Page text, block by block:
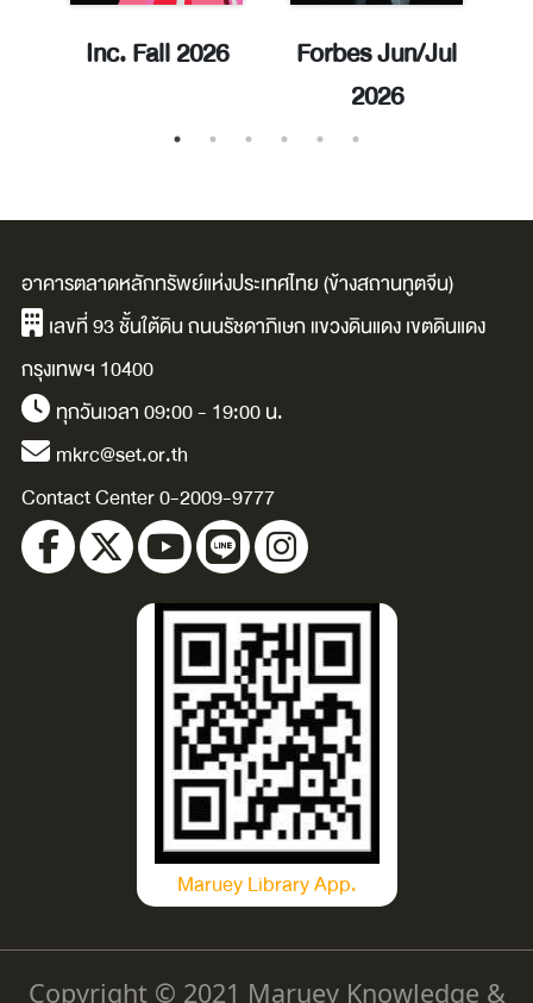
Inc. Fall 2026
Forbes Jun/Jul
2026
อาคารตลาดหลักทรัพย์แห่งประเทศไทย (ข้างสถานทูตจีน)
เลขที่ 93 ชั้นใต้ดิน ถนนรัชดาภิเษก แขวงดินแดง เขตดินแดง
กรุงเทพฯ 10400
ทุกวันเวลา 09:00 - 19:00 น.
mkrc@set.or.th
Contact Center 0-2009-9777
Maruey Library App.
Copyright © 2021 Maruey Knowledge &